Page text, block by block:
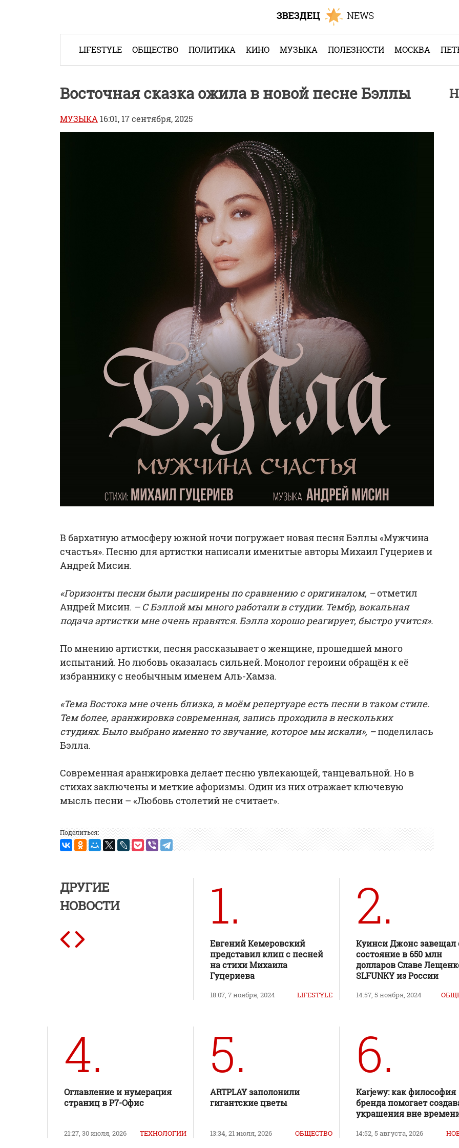
LIFESTYLE
ОБЩЕСТВО ПОЛИТИКА КИНО МУЗЫКА ПОЛЕЗНОСТИ МОСКВА
Восточная сказка ожила в новой песне Бэллы
МУЗЫКА 16:01, 17 сентября, 2025
В бархатную атмосферу южной ночи погружает новая песня Бэллы «Мужчина
счастья». Песню для артистки написали именитые авторы Михаил Гуцериев и
Андрей Мисин.
«Горизонты песни были расширены по сравнению с оригиналом, –отметил
Андрей Мисин. – С Бэллой мы много работали в студии. Тембр, вокальная
подача артистки мне очень нравятся. Бэлла хорошо реагирует, быстро учится».
По мнению артистки, песня рассказывает о женщине, прошедшей много
испытаний. Но любовь оказалась сильней. Монолог героини обращён к её
избраннику с необычным именем Аль-Хамза.
«Тема Востока мне очень близка, в моём репертуаре есть песни в таком стиле.
Тем более, аранжировка современная, запись проходила в нескольких
студиях. Было выбрано именно то звучание, которое мы искали», –поделилась
Бэлла.
Современная аранжировка делает песню увлекающей, танцевальной. Но в
стихах заключены и меткие афоризмы. Один из них отражает ключевую
мысль песни – «Любовь столетий не считает».
Поделиться:
ДРУГИЕ
НОВОСТИ
1.
Евгений Кемеровский
представил клип с песней
на стихи Михаила
Гуцериева
18:07, 7 ноября, 2024 LIFESTYLE
2.
Куинси Джонс завещал
состояние в 650 млн
долларов Славе
SLFUNKY из России
14:57, 5 ноября, 2024
4.
Оглавление и нумерация
страниц в Р7-Офис
21:27, 30 июля, 2026 ТЕХНОЛОГИИ
5.
ARTPLAY заполонили
гигантские цветы
13:34, 21 июля, 2026 ОБЩЕСТВО
6.
Karjewy: как философия
бренда помогает
украшения вне
14:52, 5 августа, 2026